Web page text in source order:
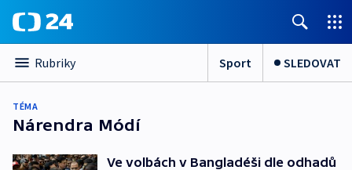
Rubriky Sport SLEDOVAT
TÉMA
Nárendra Módí
Ve volbách v Bangladéši dle odhadů